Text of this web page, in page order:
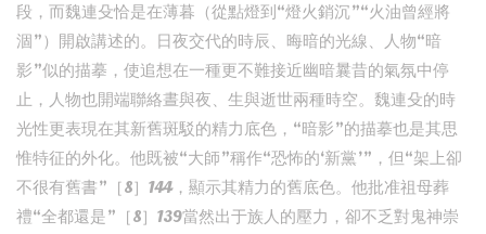
段，而魏連殳恰是在薄暮（從點燈到“燈火銷沉”“火油曾經將
涸”）開啟講述的。日夜交代的時辰、晦暗的光線、人物“暗
影”似的描摹，使追想在一種更不難接近幽暗曩昔的氣氛中停
止，人物也開端聯絡晝與夜、生與逝世兩種時空。魏連殳的時
光性更表現在其新舊斑駁的精力底色，“暗影”的描摹也是其思
惟特征的外化。他既被“大師”稱作“恐怖的‘新黨’”，但“架上卻
不很有舊書”［8］144，顯示其精力的舊底色。他批准祖母葬
禮“全都還是”［8］139當然出于族人的壓力，卻不乏對鬼神崇